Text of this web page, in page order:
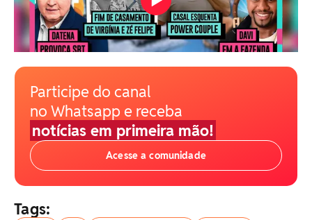
Participe do canal
no Whatsapp e receba
notícias em primeira mão!
Acesse a comunidade
Tags: